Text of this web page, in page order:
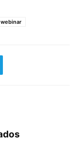
webinar